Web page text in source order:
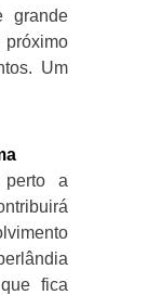
grande
próximo
Um
perto a
fica